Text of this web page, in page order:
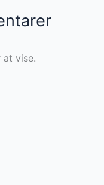
at vise.